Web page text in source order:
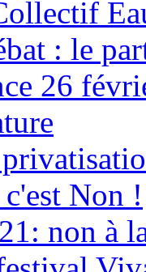
: le
26
Non !
non à